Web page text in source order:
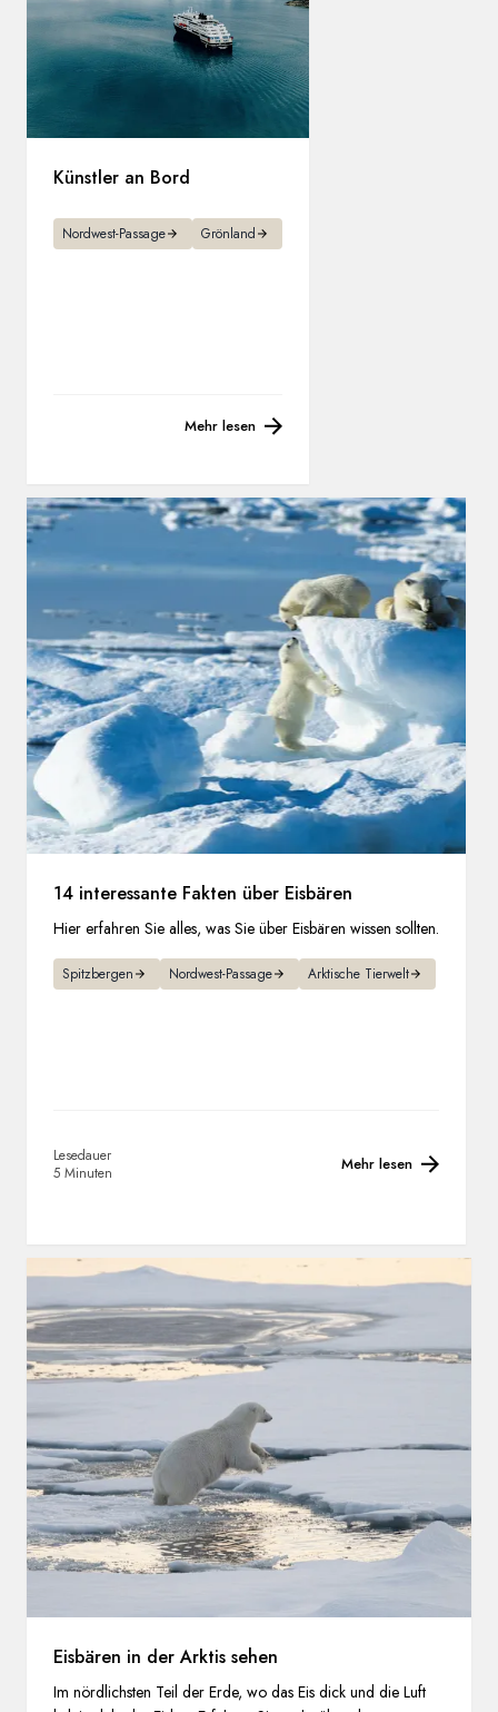
Künstler an Bord
Nordwest-Passage Grönland
Mehr lesen
14 interessante Fakten über Eisbären
Hier erfahren Sie alles, was Sie über Eisbären wissen sollten.
Spitzbergen Nordwest-Passage Arktische Tierwelt
Lesedauer
5 Minuten
Mehr lesen
Eisbären in der Arktis sehen
Im nördlichsten Teil der Erde, wo das Eis dick und die Luft